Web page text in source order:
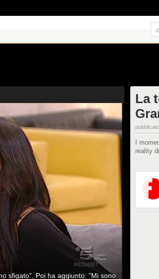
sfigato". Poi ha aggiunto: "Mi sono
La
I
reality